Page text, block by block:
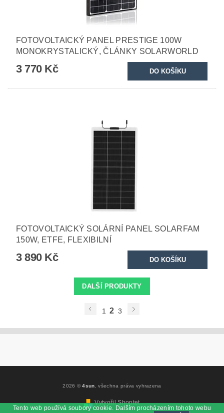
FOTOVOLTAICKÝ PANEL PRESTIGE 100W
MONOKRYSTALICKÝ, ČLÁNKY SOLARWORLD
3 770 Kč
FOTOVOLTAICKÝ SOLÁRNÍ PANEL SOLARFAM
150W, ETFE, FLEXIBILNÍ
3 890 Kč
DALŠÍ PRODUKTY
1 2 3
2026 ©4sun , všechna práva vyhrazena
Vytvořil Shoptet
Tento web používá soubory cookie. Dalším procházením tohoto webu